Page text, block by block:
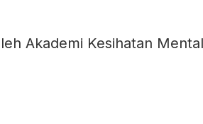
Akademi Kesihatan